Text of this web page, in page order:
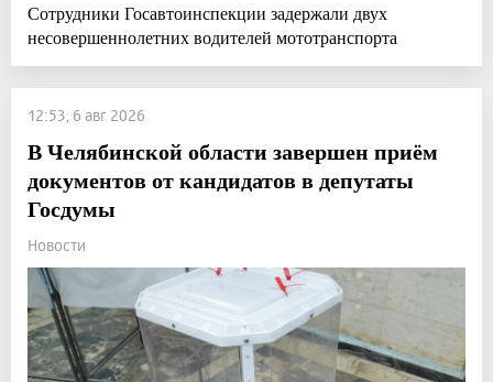
Сотрудники Госавтоинспекции задержали двух
несовершеннолетних водителей мототранспорта
12:53, 6 авг 2026
В Челябинской области завершен приём
документов от кандидатов в депутаты
Госдумы
Новости